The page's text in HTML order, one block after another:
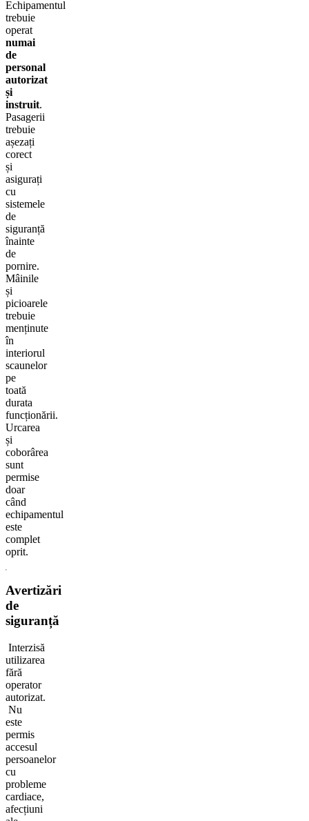
Echipamentul
trebuie
operat
numai
de
personal
autorizat
și
instruit.
Pasagerii
trebuie
așezați
corect
și
asigurați
cu
sistemele
de
siguranță
înainte
de
pornire.
Mâinile
și
picioarele
trebuie
menținute
în
interiorul
scaunelor
pe
toată
durata
funcționării.
Urcarea
și
coborârea
sunt
permise
doar
când
echipamentul
este
complet
oprit.
Avertizări
de
siguranță
Interzisă
utilizarea
fără
operator
autorizat.
Nu
este
permis
accesul
persoanelor
cu
probleme
cardiace,
afecțiuni